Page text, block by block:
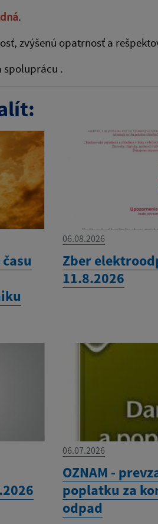
.
zvýšenú opatrnosť a
spoluprácu .
06.08.2026
Zber
11.8.2026
06.07.2026
OZNAM -
poplatku za
odpad